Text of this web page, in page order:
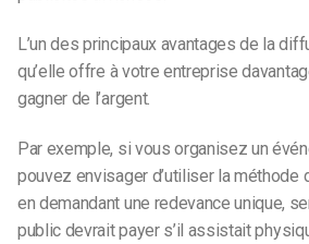
L’un des principaux avantages de la
qu’elle offre à votre entreprise
gagner de l’argent.
Par exemple, si vous organisez un
pouvez envisager d’utiliser la méthode
en demandant une redevance unique,
public devrait payer s’il assistait